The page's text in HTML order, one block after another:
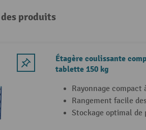
produits
Étagère coulissante
tablette 150 kg
Rayonnage
Rangement facile
Stockage optimal de